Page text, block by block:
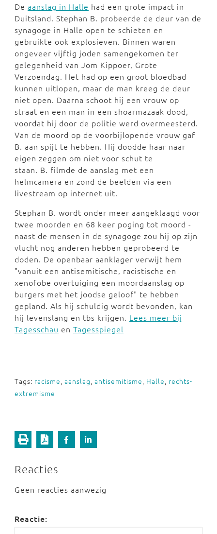
De aanslag in Halle had een grote impact in
Duitsland. Stephan B. probeerde de deur van de
synagoge in Halle open te schieten en
gebruikte ook explosieven. Binnen waren
ongeveer vijftig joden samengekomen ter
gelegenheid van Jom Kippoer, Grote
Verzoendag. Het had op een groot bloedbad
kunnen uitlopen, maar de man kreeg de deur
niet open. Daarna schoot hij een vrouw op
straat en een man in een shoarmazaak dood,
voordat hij door de politie werd overmeesterd.
Van de moord op de voorbijlopende vrouw gaf
B. aan spijt te hebben. Hij doodde haar naar
eigen zeggen om niet voor schut te
staan. B. filmde de aanslag met een
helmcamera en zond de beelden via een
livestream op internet uit.
Stephan B. wordt onder meer aangeklaagd voor
twee moorden en 68 keer poging tot moord -
naast de mensen in de synagoge zou hij op zijn
vlucht nog anderen hebben geprobeerd te
doden. De openbaar aanklager verwijt hem
"vanuit een antisemitische, racistische en
xenofobe overtuiging een moordaanslag op
burgers met het joodse geloof" te hebben
gepland. Als hij schuldig wordt bevonden, kan
hij levenslang en tbs krijgen. Lees meer bij
Tagesschau en Tagesspiegel
Tags: racisme, aanslag, antisemitisme, Halle, rechts-
extremisme
Reacties
Geen reacties aanwezig
Reactie: